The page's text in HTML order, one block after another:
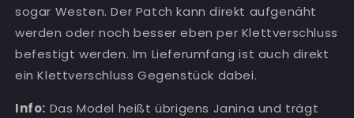
sogar Westen. Der Patch kann direkt aufgenäht
werden oder noch besser eben per Klettverschluss
befestigt werden. Im Lieferumfang ist auch direkt
ein Klettverschluss Gegenstück dabei.
Info: Das Model heißt übrigens Janina und trägt